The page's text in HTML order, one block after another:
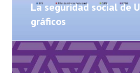
La seguridad social de
gráficos